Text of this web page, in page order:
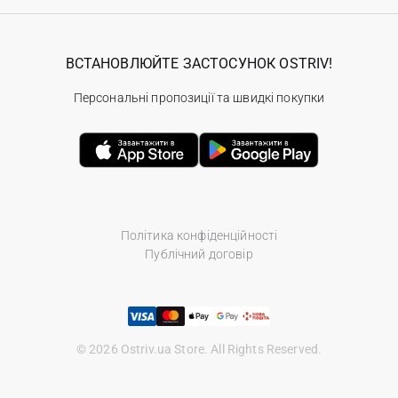
Політика конфіденційності
Публічний договір
© 2026 Ostriv.ua Store. All Rights Reserved.
ВСТАНОВЛЮЙТЕ ЗАСТОСУНОК OSTRIV!
Персональні пропозиції та швидкі покупки